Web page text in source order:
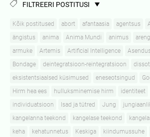
FILTREERI POSTITUSI
Kõik postitused abort afantaasia agentsus
ängistus
anima Anima Mundi animus areng
armuke
Artemis Artificial Intelligence
Bondage
deintegratsioon-reintegratsioon
eksistentsiaalsed küsimused
eneseotsingud
Hirm hea ees
hulluksminemise hirm identiteet
individuatsioon
Isad ja tütred Jung
kangelanna teekond
kangelase teekond
keha
kehatunnetus Keskiga kiindumussuhe